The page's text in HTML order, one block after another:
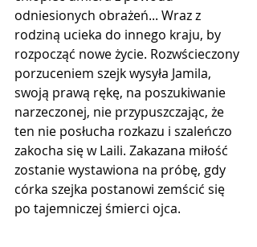
odniesionych obrażeń... Wraz z
rodziną ucieka do innego kraju, by
rozpocząć nowe życie. Rozwścieczony
porzuceniem szejk wysyła Jamila,
swoją prawą rękę, na poszukiwanie
narzeczonej, nie przypuszczając, że
ten nie posłucha rozkazu i szaleńczo
zakocha się w Laili. Zakazana miłość
zostanie wystawiona na próbę, gdy
córka szejka postanowi zemścić się
po tajemniczej śmierci ojca.